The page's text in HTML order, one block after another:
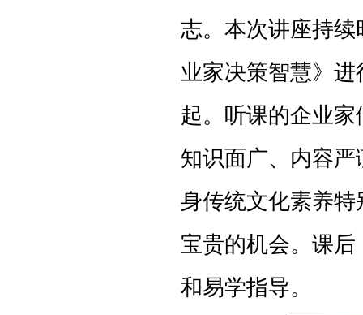
志。 本次讲座持续
业家决策智慧》
起。听课的企业
知识面广、内容
身传统文化素养
宝贵的机会。课
和易学指导。